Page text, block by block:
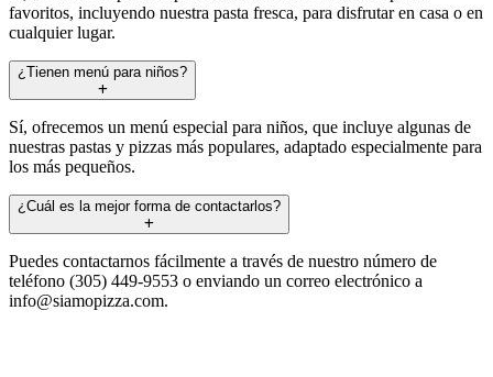
favoritos, incluyendo nuestra pasta fresca, para disfrutar en casa o en
cualquier lugar.
¿Tienen menú para niños?
Sí, ofrecemos un menú especial para niños, que incluye algunas de
nuestras pastas y pizzas más populares, adaptado especialmente para
los más pequeños.
¿Cuál es la mejor forma de contactarlos?
Puedes contactarnos fácilmente a través de nuestro número de
teléfono (305) 449-9553 o enviando un correo electrónico a
info@siamopizza.com.